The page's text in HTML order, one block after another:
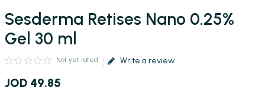
Sesderma Retises Nano 0.25%
Gel 30 ml
Not yet rated Write a review
JOD 49.85